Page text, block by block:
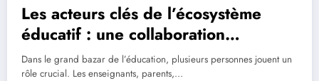
Les acteurs clés de l’écosystème
éducatif : une collaboration
essentielle
Dans le grand bazar de l’éducation, plusieurs personnes jouent un
rôle crucial. Les enseignants, parents,…